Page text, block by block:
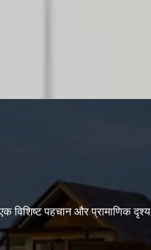
विशिष्ट पहचान और प्रामाणिक दृश्य